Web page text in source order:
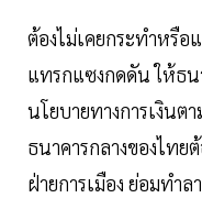
ต้องไม่เคยกระทำหรือ
แทรกแซงกดดัน ให้ธ
นโยบายทางการเงินต
ธนาคารกลางของไทย
ฝ่ายการเมือง ย่อมทำ